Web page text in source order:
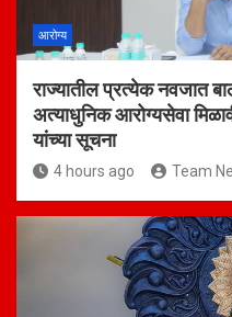
आरोग्य
राज्यातील प्रत्येक नवजात
अत्याधुनिक आरोग्यसेवा
यांच्या सूचना
4 hours ago Team